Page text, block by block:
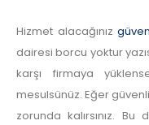
Hizmet alacağınız
dairesi borcu yoktur
karşı firmaya
mesulsünüz. Eğer
zorunda kalırsınız.